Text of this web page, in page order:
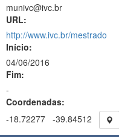
munivc@ivc.br
URL:
http://www.ivc.br/mestrado
Início:
04/06/2016
Fim:
-
Coordenadas:
-18.72277 -39.84512